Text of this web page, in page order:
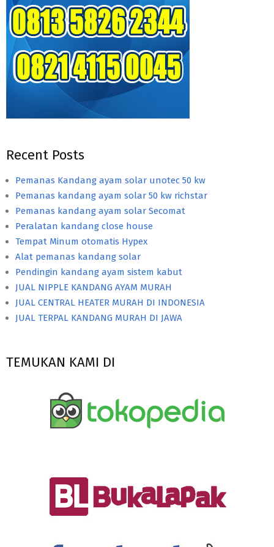
Recent Posts
Pemanas Kandang ayam solar unotec 50 kw
Pemanas kandang ayam solar 50 kw richstar
Pemanas kandang ayam solar Secomat
Peralatan kandang close house
Tempat Minum otomatis Hypex
Alat pemanas kandang solar
Pendingin kandang ayam sistem kabut
JUAL NIPPLE KANDANG AYAM MURAH
JUAL CENTRAL HEATER MURAH DI INDONESIA
JUAL TERPAL KANDANG MURAH DI JAWA
TEMUKAN KAMI DI